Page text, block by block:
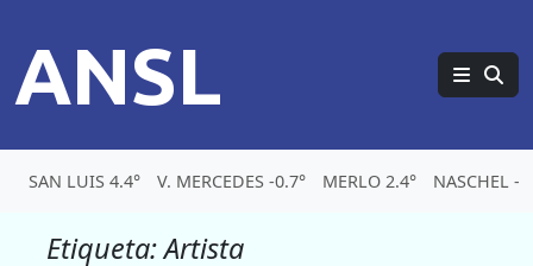
ANSL
SAN LUIS 4.4° V. MERCEDES -0.7° MERLO 2.4° NASCHEL -
Etiqueta:Artista